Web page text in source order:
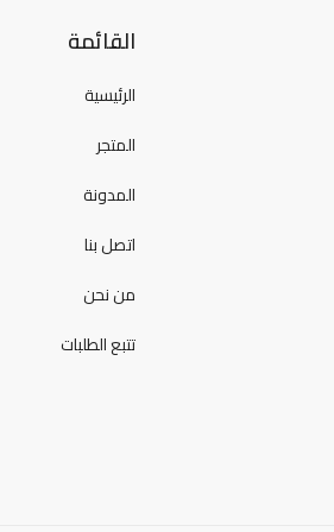
القائمة
الرئيسية
المتجر
المدونة
اتصل بنا
من نحن
تتبع الطلبات